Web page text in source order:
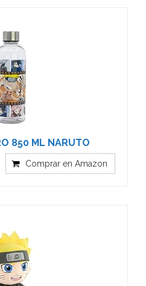
850 ML NARUTO
Comprar en Amazon